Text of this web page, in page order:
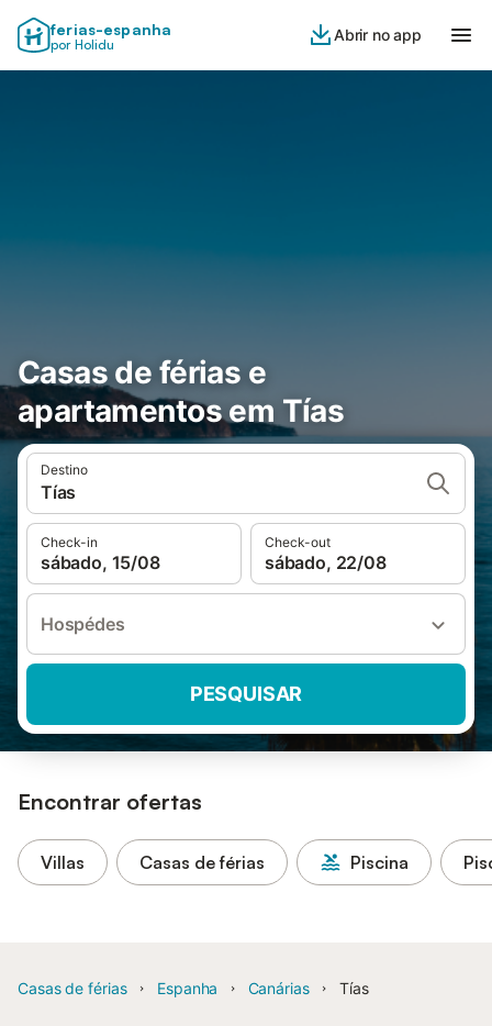
ferias-espanha
por Holidu
Abrir no app
Casas de férias e
apartamentos em Tías
Destino
Tías
Check-in
sábado, 15/08
Check-out
sábado, 22/08
Hospédes
PESQUISAR
Encontrar ofertas
Villas Casas de férias Piscina
Casas de férias Espanha Canárias Tías